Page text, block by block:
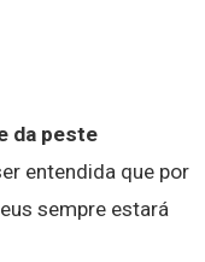
da peste
entendida que por
sempre estará